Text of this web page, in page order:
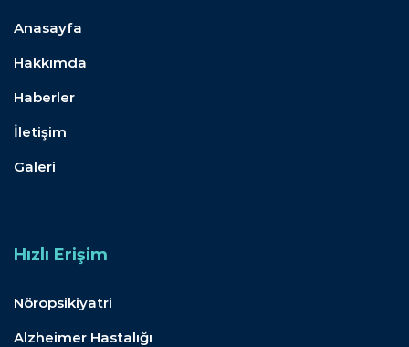
Anasayfa
Hakkımda
Haberler
İletişim
Galeri
Hızlı Erişim
Nöropsikiyatri
Alzheimer Hastalığı